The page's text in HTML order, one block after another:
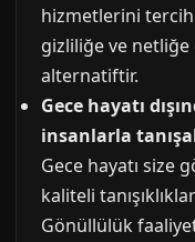
hizmetlerini
gizliliğe ve
alternatiftir.
Gece hayatı
insanlarla
Gece hayatı size
kaliteli
Gönüllülük